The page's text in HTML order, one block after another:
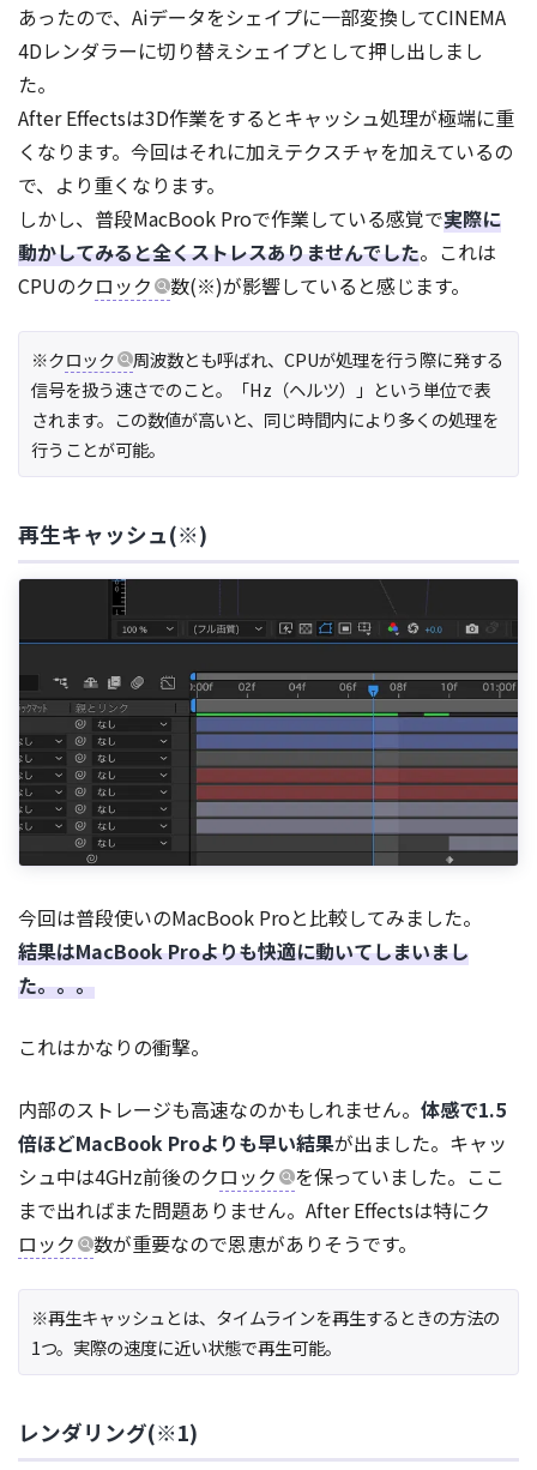
あったので、Aiデータをシェイプに一部変換してCINEMA
4Dレンダラーに切り替えシェイプとして押し出しまし
た。
After Effectsは3D作業をするとキャッシュ処理が極端に重
くなります。今回はそれに加えテクスチャを加えているの
で、より重くなります。
しかし、普段MacBook Proで作業している感覚で実際に
動かしてみると全くストレスありませんでした。これは
CPUのクロック 数(※)が影響していると感じます。
※クロック
周波数とも呼ばれ、CPUが処理を行う際に発する
信号を扱う速さでのこと。「Hz（ヘルツ）」という単位で表
されます。この数値が高いと、同じ時間内により多くの処理を
行うことが可能。
再生キャッシュ(※)
今回は普段使いのMacBook Proと比較してみました。
結果はMacBook Proよりも快適に動いてしまいまし
た。。。
これはかなりの衝撃。
内部のストレージも高速なのかもしれません。 体感で1.5
倍ほどMacBook Proよりも早い結果が出ました。キャッ
シュ中は4GHz前後のクロック
を保っていました。ここ
まで出ればまた問題ありません。After Effectsは特にク
ロック
数が重要なので恩恵がありそうです。
※再生キャッシュとは、タイムラインを再生するときの方法の
1つ。実際の速度に近い状態で再生可能。
レンダリング(※1)